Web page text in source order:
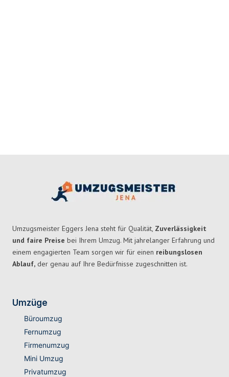
Umzugsmeister Eggers Jena steht für Qualität, Zuverlässigkeit
und faire Preise bei Ihrem Umzug. Mit jahrelanger Erfahrung und
einem engagierten Team sorgen wir für einen reibungslosen
Ablauf, der genau auf Ihre Bedürfnisse zugeschnitten ist.
Umzüge
Büroumzug
Fernumzug
Firmenumzug
Mini Umzug
Privatumzug